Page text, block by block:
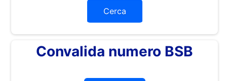
Cerca
Convalida numero BSB